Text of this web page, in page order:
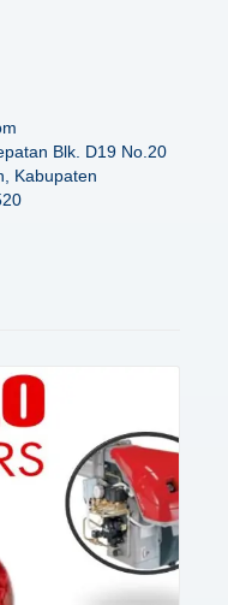
Blk. D19 No.20
Kabupaten